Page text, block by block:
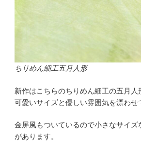
ちりめん細工五月人形
新作はこちらのちりめん細工の五月人
可愛いサイズと優しい雰囲気を漂わせ
金屏風もついているので小さなサイズ
があります。